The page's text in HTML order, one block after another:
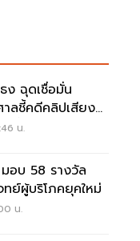
ง ฉุดเชื่อมั่น
ลชี้คดีคลิปเสียง
าอี้
น.
อบ 58 รางวัล
ย์ผู้บริโภคยุคใหม่
น.